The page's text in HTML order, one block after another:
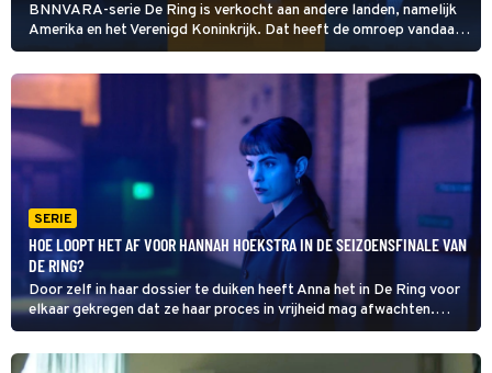
BNNVARA-serie De Ring is verkocht aan andere landen, namelijk
Amerika en het Verenigd Koninkrijk. Dat heeft de omroep vandaag
bekendgemaakt.
SERIE
HOE LOOPT HET AF VOOR HANNAH HOEKSTRA IN DE SEIZOENSFINALE VAN
DE RING?
Door zelf in haar dossier te duiken heeft Anna het in De Ring voor
elkaar gekregen dat ze haar proces in vrijheid mag afwachten.
Mooi, nu kan ze proberen haar onschuld te bewijzen. In dit slot
krijgt ze hulp uit onverwachte hoek.